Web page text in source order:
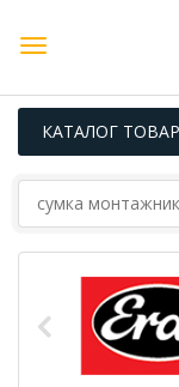
КАТАЛОГ